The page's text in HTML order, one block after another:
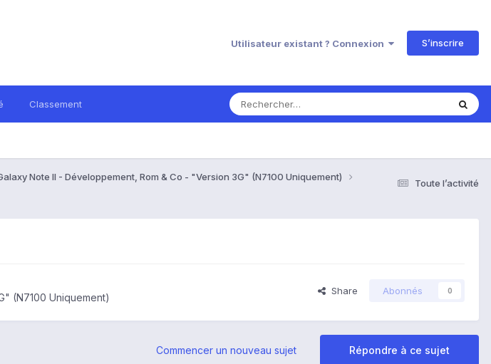
Utilisateur existant ? Connexion S’inscrire
Classement
Toute l’activité
Note II - Développement, Rom & Co - "Version 3G" (N7100 Uniquement)
(N7100 Uniquement)
Share Abonnés 0
Répondre à ce sujet
Commencer un nouveau sujet